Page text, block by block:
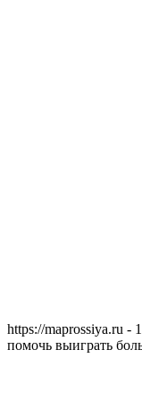
https://maprossiya.ru -
помочь выиграть